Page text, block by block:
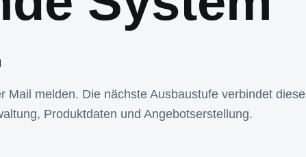
Mail melden. Die nächste Ausbaustufe verbindet diese
Produktdaten und Angebotserstellung.